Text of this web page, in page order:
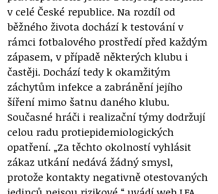
v celé České republice. Na rozdíl od
běžného života dochází k testování v
rámci fotbalového prostředí před každým
zápasem, v případě některých klubu i
častěji. Dochází tedy k okamžitým
záchytům infekce a zabránění jejího
šíření mimo šatnu daného klubu.
Současné hráči i realizační týmy dodržují
celou radu protiepidemiologických
opatření. „Za těchto okolností vyhlásit
zákaz utkání nedává žádný smysl,
protože kontakty negativně otestovaných